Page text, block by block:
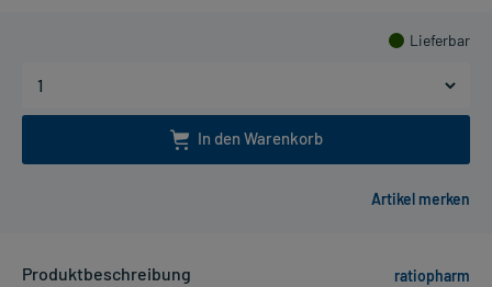
Lieferbar
In den Warenkorb
Produktbeschreibung
ratiopharm